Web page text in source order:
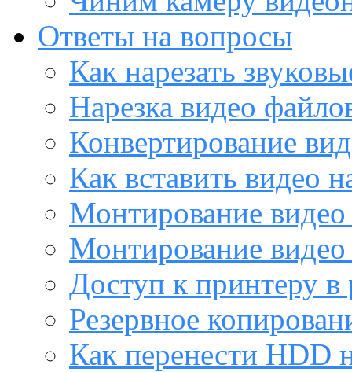
Ответы на вопросы
Как нарезать
Нарезка видео
Конвертирование
Как вставить видео
Монтирование видео
Монтирование
Доступ к принтеру в
Резервное
Как перенести HDD